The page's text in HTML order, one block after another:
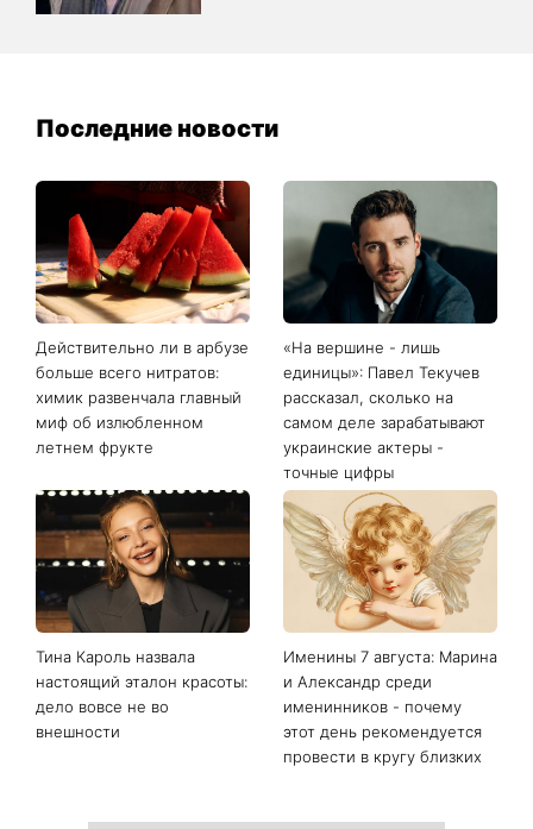
Последние новости
Действительно ли в арбузе
больше всего нитратов:
химик развенчала главный
миф об излюбленном
летнем фрукте
«На вершине - лишь
единицы»: Павел Текучев
рассказал, сколько на
самом деле зарабатывают
украинские актеры -
точные цифры
Тина Кароль назвала
настоящий эталон красоты:
дело вовсе не во
внешности
Именины 7 августа: Марина
и Александр среди
именинников - почему
этот день рекомендуется
провести в кругу близких